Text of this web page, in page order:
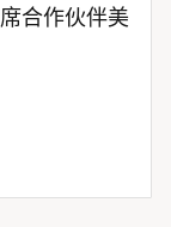
合作伙伴美